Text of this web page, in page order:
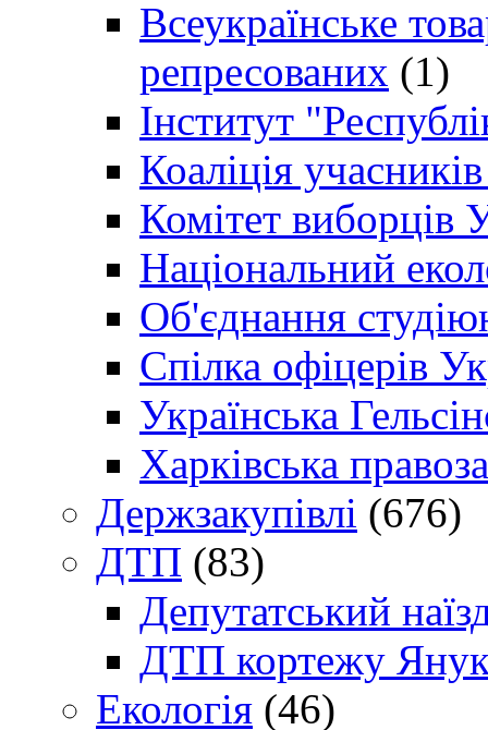
Всеукраїнське
репресованих (1)
Інститут
Коаліція
Комітет виборців
Національний
Об'єднання
Спілка офіцерів
Українська
Харківська
Держзакупівлі (676)
ДТП (83)
Депутатський
ДТП кортежу
Екологія (46)